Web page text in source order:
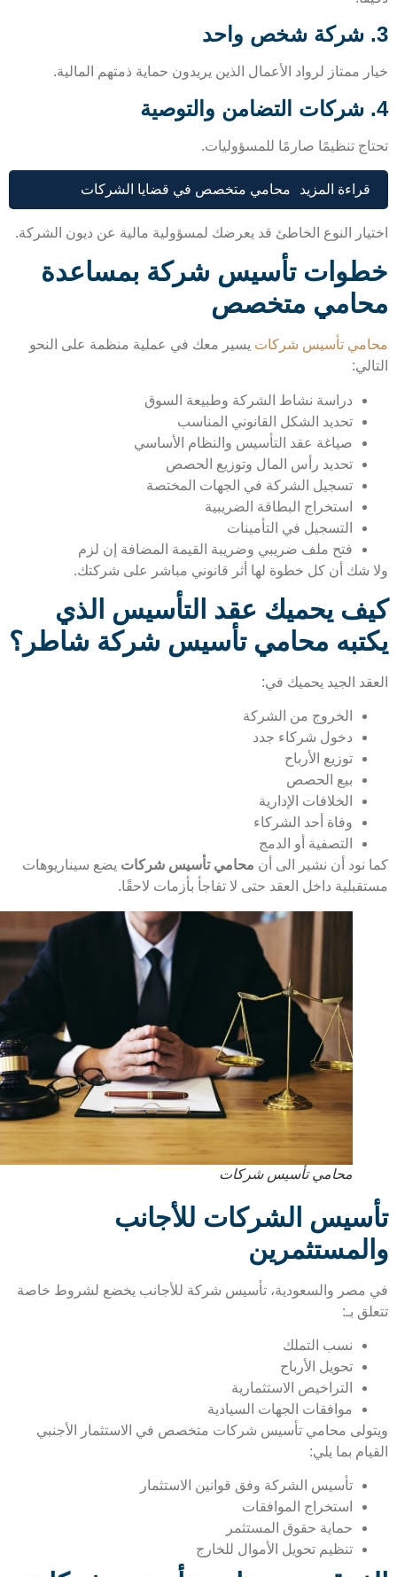
ممتاز لرواد الأعمال الذين يريدون حماية ذمتهم المالية.
تنظيمًا صارمًا للمسؤوليات.
قراءة المزيد محامي متخصص في قضايا الشركات
النوع الخاطئ قد يعرضك لمسؤولية مالية عن ديون الشركة.
تأسيس شركة بمساعدة
متخصص
تأسيس شركات يسير معك في عملية منظمة على النحو
دراسة نشاط الشركة وطبيعة السوق
تحديد الشكل القانوني المناسب
صياغة عقد التأسيس والنظام الأساسي
تحديد رأس المال وتوزيع الحصص
تسجيل الشركة في الجهات المختصة
استخراج البطاقة الضريبية
التسجيل في التأمينات
فتح ملف ضريبي وضريبة القيمة المضافة إن لزم
شك أن كل خطوة لها أثر قانوني مباشر على شركتك.
يحميك عقد التأسيس الذي
محامي تأسيس شركة شاطر؟
الجيد يحميك في:
الخروج من الشركة
دخول شركاء جدد
توزيع الأرباح
بيع الحصص
الخلافات الإدارية
وفاة أحد الشركاء
التصفية أو الدمج
نود أن نشير الى أن محامي تأسيس شركات يضع سيناريوهات
داخل العقد حتى لا تفاجأ بأزمات لاحقًا.
محامي تأسيس شركات
الشركات للأجانب
والسعودية، تأسيس شركة للأجانب يخضع لشروط خاصة
بـ:
نسب التملك
تحويل الأرباح
التراخيص الاستثمارية
موافقات الجهات السيادية
محامي تأسيس شركات متخصص في الاستثمار الأجنبي
بما يلي:
تأسيس الشركة وفق قوانين الاستثمار
استخراج الموافقات
حماية حقوق المستثمر
تنظيم تحويل الأموال للخارج